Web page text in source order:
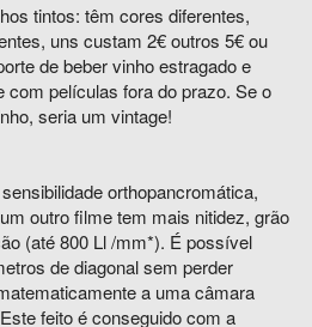
tintos: têm cores diferentes,
uns custam 2€ outros 5€ ou
de beber vinho estragado e
com películas fora do prazo. Se o
seria um vintage!
orthopancromática,
outro filme tem mais nitidez, grão
(até 800 Ll /mm*). É possível
de diagonal sem perder
a uma câmara
feito é conseguido com a